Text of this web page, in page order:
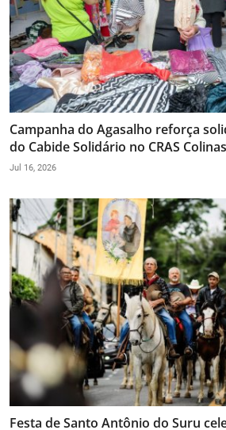
Campanha do Agasalho reforça
do Cabide Solidário no CRAS
Jul 16, 2026
Festa de Santo Antônio do Suru